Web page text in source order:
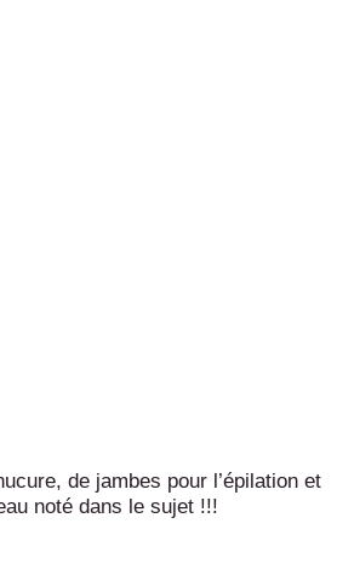
de jambes pour l’épilation et
noté dans le sujet !!!